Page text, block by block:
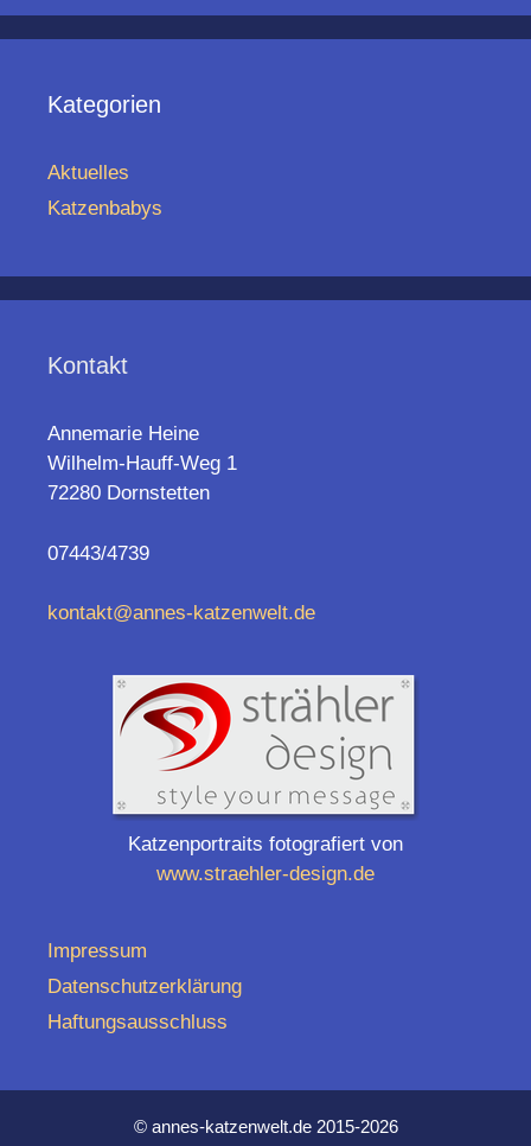
Kategorien
Aktuelles
Katzenbabys
Kontakt
Annemarie Heine
Wilhelm-Hauff-Weg 1
72280 Dornstetten
07443/4739
kontakt@annes-katzenwelt.de
Katzenportraits fotografiert von
www.straehler-design.de
Impressum
Datenschutzerklärung
Haftungsausschluss
© annes-katzenwelt.de 2015-2026